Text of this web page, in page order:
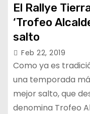
El Rallye
‘Trofeo
salto
Feb 22, 2019
Como ya es
una temporada
mejor salto, que
denomina Trofeo